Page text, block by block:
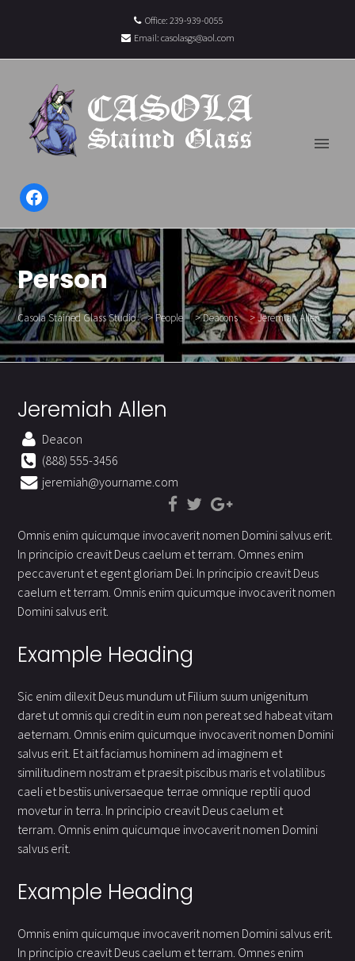
Office: 239-939-0055
Email:casolasgs@aol.com
Facebook
Person
Casola Stained Glass Studio >People >Deacons >Jeremiah Allen
Jeremiah Allen
Deacon
(888) 555-3456
jeremiah@yourname.com
Omnis enim quicumque invocaverit nomen Domini salvus erit.
In principio creavit Deus caelum et terram. Omnes enim
peccaverunt et egent gloriam Dei. In principio creavit Deus
caelum et terram. Omnis enim quicumque invocaverit nomen
Domini salvus erit.
Example Heading
Sic enim dilexit Deus mundum ut Filium suum unigenitum
daret ut omnis qui credit in eum non pereat sed habeat vitam
aeternam. Omnis enim quicumque invocaverit nomen Domini
salvus erit. Et ait faciamus hominem ad imaginem et
similitudinem nostram et praesit piscibus maris et volatilibus
caeli et bestiis universaeque terrae omnique reptili quod
movetur in terra. In principio creavit Deus caelum et
terram. Omnis enim quicumque invocaverit nomen Domini
salvus erit.
Example Heading
Omnis enim quicumque invocaverit nomen Domini salvus erit.
In principio creavit Deus caelum et terram. Omnes enim